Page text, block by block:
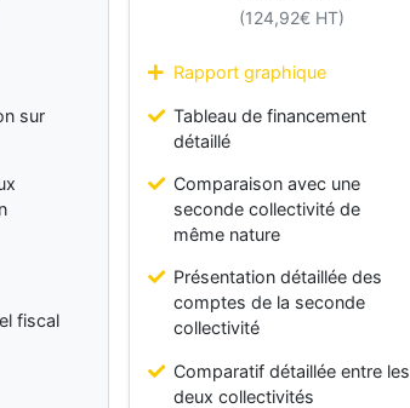
sur
fiscal
(124,92€ HT)
Rapport graphique
Tableau de financement
détaillé
Comparaison avec une
seconde collectivité de
même nature
Présentation détaillée des
comptes de la seconde
collectivité
Comparatif détaillée entre les
deux collectivités